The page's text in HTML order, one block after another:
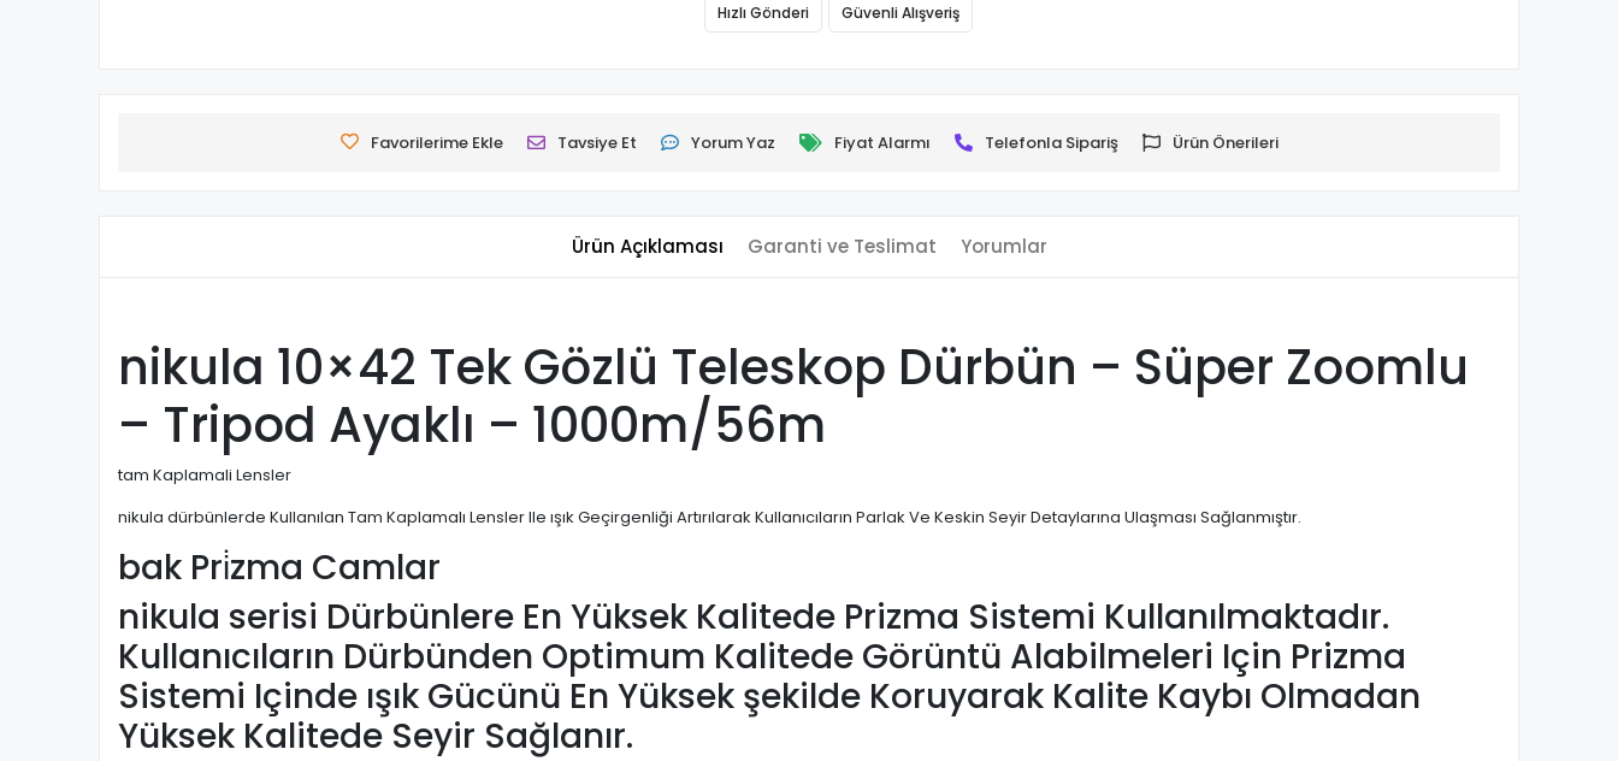
Hızlı Gönderi Güvenli Alışveriş
Favorilerime Ekle Tavsiye Et Yorum Yaz Fiyat Alarmı Telefonla Sipariş Ürün Önerileri
Ürün Açıklaması Garanti ve Teslimat Yorumlar
nikula 10×42 Tek Gözlü Teleskop Dürbün – Süper Zoomlu
– Tripod Ayaklı – 1000m/56m
tam Kaplamali Lensler
nikula dürbünlerde Kullanılan Tam Kaplamalı Lensler Ile ışık Geçirgenliği Artırılarak Kullanıcıların Parlak Ve Keskin Seyir Detaylarına Ulaşması Sağlanmıştır.
bak Pri̇zma Camlar
nikula serisi Dürbünlere En Yüksek Kalitede Prizma Sistemi Kullanılmaktadır.
Kullanıcıların Dürbünden Optimum Kalitede Görüntü Alabilmeleri Için Prizma
Sistemi Içinde ışık Gücünü En Yüksek şekilde Koruyarak Kalite Kaybı Olmadan
Yüksek Kalitede Seyir Sağlanır.